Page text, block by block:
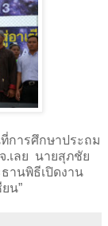
การศึกษาประถม
.เลย นายสุภชัย
านพิธีเปิดงาน
น”